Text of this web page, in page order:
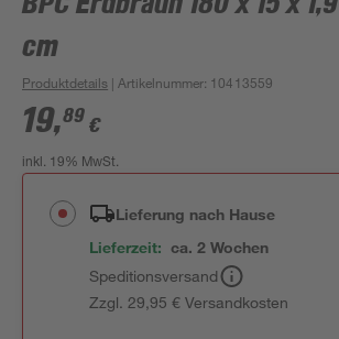
cm
Produktdetails | Artikelnummer: 10413559
19,89 €
inkl. 19% MwSt.
Lieferung nach Hause
Lieferzeit: ca. 2 Wochen
Speditionsversand
Zzgl. 29,95 € Versandkosten